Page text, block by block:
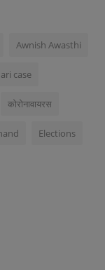
Awnish Awasthi
case
कोरोनावायरस
Elections